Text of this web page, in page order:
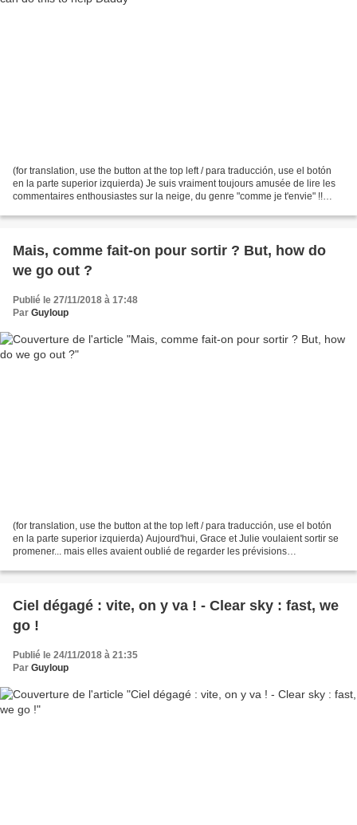
(for translation, use the button at the top left / para traducción, use el botón
en la parte superior izquierda) Je suis vraiment toujours amusée de lire les
commentaires enthousiastes sur la neige, du genre "comme je t'envie" !!
Mais, comme fait-on pour sortir ? But, how do
we go out ?
Publié le 27/11/2018 à 17:48
Par Guyloup
(for translation, use the button at the top left / para traducción, use el botón
en la parte superior izquierda) Aujourd'hui, Grace et Julie voulaient sortir se
promener... mais elles avaient oublié de regarder les prévisions
Ciel dégagé : vite, on y va ! - Clear sky : fast, we
go !
Publié le 24/11/2018 à 21:35
Par Guyloup